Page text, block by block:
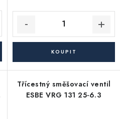
Třícestný směšovací ventil
ESBE VRG 131 25-6.3